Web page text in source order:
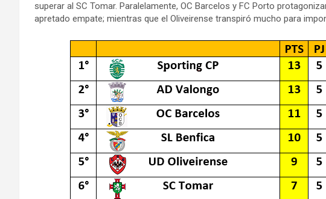
superar al SC Tomar. Paralelamente, OC Barcelos y FC Porto
apretado empate; mientras que el Oliveirense transpiró mucho para